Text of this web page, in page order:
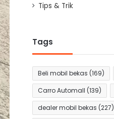
Tips & Trik
Tags
Beli mobil bekas (169)
Carro Automall (139)
dealer mobil bekas (227)